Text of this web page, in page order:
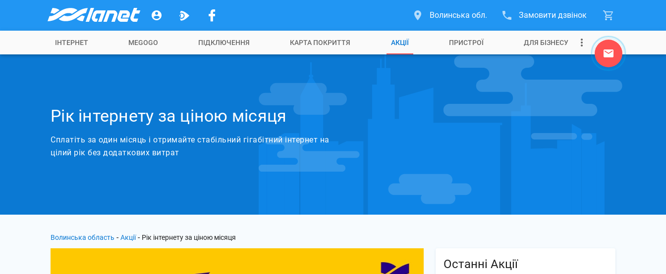
Волинська обл. Замовити дзвінок
ІНТЕРНЕТ MEGOGO ПІДКЛЮЧЕННЯ КАРТА ПОКРИТТЯ АКЦІЇ ПРИСТРОЇ ДЛЯ БІЗНЕСУ
Рік інтернету за ціною місяця
Сплатіть за один місяць і отримайте стабільний гігабітний інтернет на
цілий рік без додаткових витрат
Волинська область - Акції - Рік інтернету за ціною місяця
Останні Акції